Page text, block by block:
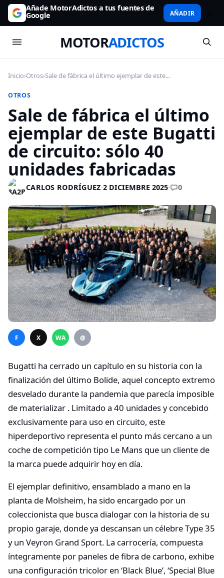
Añade MotorAdictos a tus fuentes de
Google AÑADIR
MOTORADICTOS
Inicio›Otros›Sale de fábrica el último ejemplar de este...
OTROS
Sale de fábrica el último
ejemplar de este Bugatti
de circuito: sólo 40
unidades fabricadas
CARLOS RODRÍGUEZ·2 DICIEMBRE 2025· 0
F X WA @
Bugatti ha cerrado un capítulo en su historia con la
finalización del último Bolide, aquel concepto extremo
desvelado durante la pandemia que parecía imposible
de materializar . Limitado a 40 unidades y concebido
exclusivamente para uso en circuito, este
hiperdeportivo representa el punto más cercano a un
coche de competición tipo Le Mans que un cliente de
la marca puede adquirir hoy en día.
El ejemplar definitivo, ensamblado a mano en la
planta de Molsheim, ha sido encargado por un
coleccionista que busca dialogar con la historia de su
propio garaje, donde ya descansan un célebre Type 35
y un Veyron Grand Sport. La carrocería, compuesta
íntegramente por paneles de fibra de carbono, exhibe
una configuración tricolor en ‘Black Blue’, ‘Special Blue